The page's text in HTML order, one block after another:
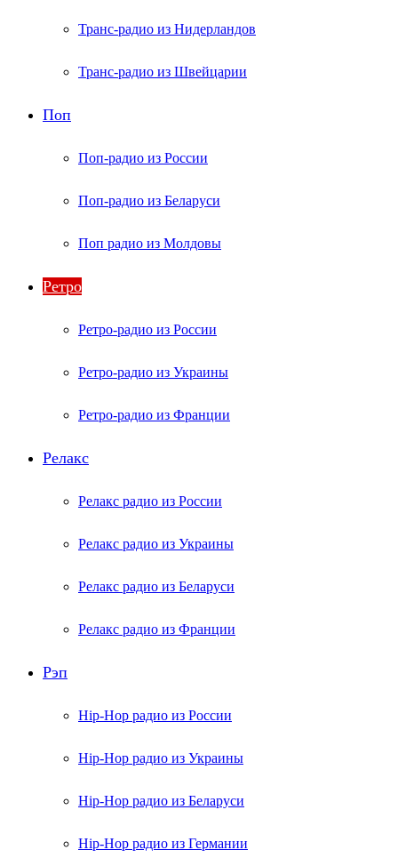
Транс-радио из Нидерландов
Транс-радио из Швейцарии
Поп
Поп-радио из России
Поп-радио из Беларуси
Поп радио из Молдовы
Ретро
Ретро-радио из России
Ретро-радио из Украины
Ретро-радио из Франции
Релакс
Релакс радио из России
Релакс радио из Украины
Релакс радио из Беларуси
Релакс радио из Франции
Рэп
Hip-Hop радио из России
Hip-Hop радио из Украины
Hip-Hop радио из Беларуси
Hip-Hop радио из Германии